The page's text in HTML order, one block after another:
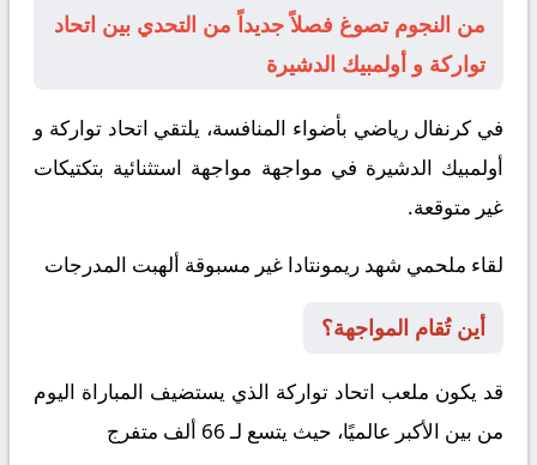
من النجوم تصوغ فصلاً جديداً من التحدي بين اتحاد
تواركة و أولمبيك الدشيرة
في كرنفال رياضي بأضواء المنافسة، يلتقي اتحاد تواركة و
أولمبيك الدشيرة في مواجهة مواجهة استثنائية بتكتيكات
غير متوقعة.
لقاء ملحمي شهد ريمونتادا غير مسبوقة ألهبت المدرجات
أين تُقام المواجهة؟
قد يكون ملعب اتحاد تواركة الذي يستضيف المباراة اليوم
من بين الأكبر عالميًا، حيث يتسع لـ 66 ألف متفرج